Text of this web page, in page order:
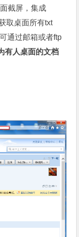
截屏，集成
取桌面所有txt
通过邮箱或者ftp
有人桌面的文档